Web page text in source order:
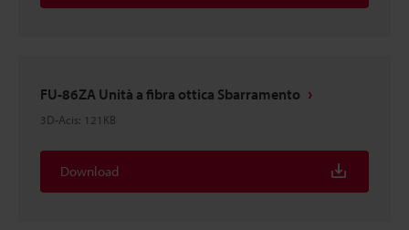
FU-86ZA Unità a fibra ottica Sbarramento
3D-Acis: 121KB
Download